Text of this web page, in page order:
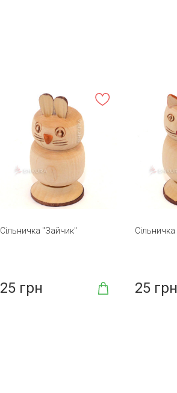
Сільничка "Зайчик"
25 грн 25 грн